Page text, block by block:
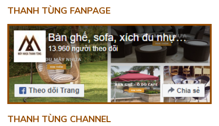
THANH TÙNG FANPAGE
THANH TÙNG CHANNEL